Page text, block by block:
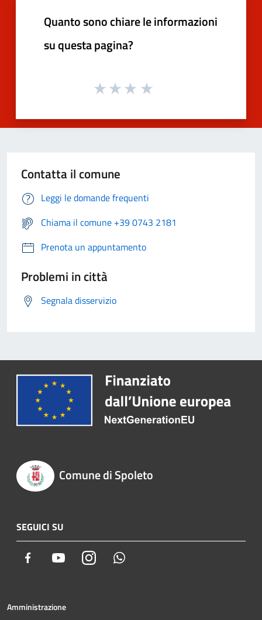
Quanto sono chiare le informazioni
su questa pagina?
Contatta il comune
Leggi le domande frequenti
Chiama il comune +39 0743 2181
Prenota un appuntamento
Problemi in città
Segnala disservizio
Comune di Spoleto
SEGUICI SU
Facebook YoutubeInstagram
Amministrazione